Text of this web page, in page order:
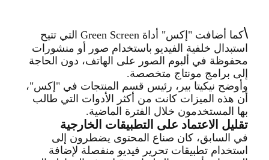
\كما أضافت "إكس" أداة
التي تتيح
استبدال خلفية الفيديو باستخدام صور أو منشورات
محفوظة في ألبوم الصور على الهاتف، دون الحاجة
إلى برامج مونتاج متخصصة.
وأوضح نيكيتا بير، رئيس قسم المنتجات في "إكس"،
أن هذه الميزات كانت من أكثر الأدوات التي طالب
بها المستخدمون خلال الفترة الماضية.
تقليل الاعتماد على التطبيقات الخارجية
في السابق، كان صناع المحتوى يضطرون إلى
استخدام تطبيقات تحرير فيديو منفصلة لإضافة